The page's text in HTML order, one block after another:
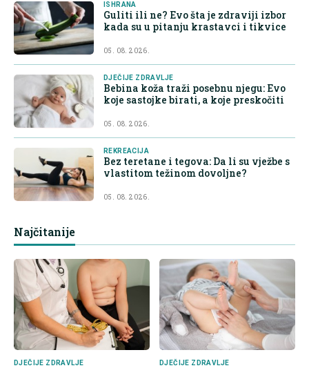
ISHRANA
Guliti ili ne? Evo šta je zdraviji izbor
kada su u pitanju krastavci i tikvice
05. 08. 2026.
DJEČIJE ZDRAVLJE
Bebina koža traži posebnu njegu: Evo
koje sastojke birati, a koje preskočiti
05. 08. 2026.
REKREACIJA
Bez teretane i tegova: Da li su vježbe s
vlastitom težinom dovoljne?
05. 08. 2026.
Najčitanije
DJEČIJE ZDRAVLJE DJEČIJE ZDRAVLJE